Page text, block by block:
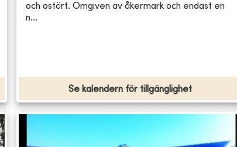
och ostört. Omgiven av åkermark och endast en
n...
Se kalendern för tillgänglighet